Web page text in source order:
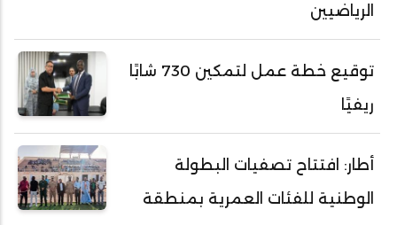
الرياضيين
توقيع خطة عمل لتمكين 730 شابًا
ريفيًا
أطار: افتتاح تصفيات البطولة
الوطنية للفئات العمرية بمنطقة